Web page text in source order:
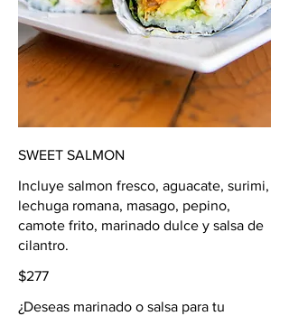
SWEET SALMON
Incluye salmon fresco, aguacate, surimi,
lechuga romana, masago, pepino,
camote frito, marinado dulce y salsa de
cilantro.
$277
¿Deseas marinado o salsa para tu